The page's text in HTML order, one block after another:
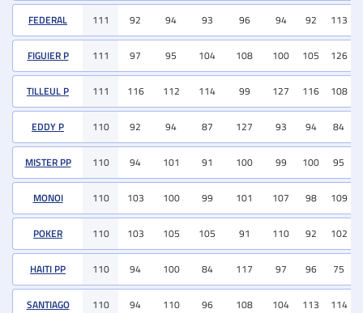
FEDERAL 111 92 94 93 96 94 92 113
FIGUIER P 111 97 95 104 108 100 105 126
TILLEUL P 111 116 112 114 99 127 116 108
EDDY P 110 92 94 87 127 93 94 84
MISTER PP 110 94 101 91 100 99 100 95
MONOI 110 103 100 99 101 107 98 109
POKER 110 103 105 105 91 110 92 102
HAITI PP 110 94 100 84 117 97 96 75
SANTIAGO 110 94 110 96 108 104 113 114